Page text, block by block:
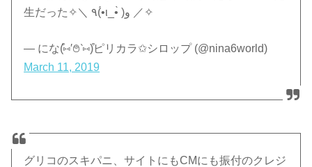
生だった✧︎＼ ٩(•́ι_•̀ )و ／✧︎
— にな(͒⑅′࿉‵⑅)͒ピリカラ✩シロップ (@nina6world)
March 11, 2019
グリコのスキパニ、サイトにもCMにも振付のクレジ